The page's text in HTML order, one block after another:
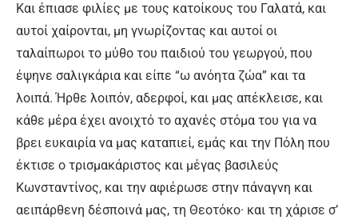
Και έπιασε φιλίες με τους κατοίκους του Γαλατά, και
αυτοί χαίρονται, μη γνωρίζοντας και αυτοί οι
ταλαίπωροι το μύθο του παιδιού του γεωργού, που
έψηνε σαλιγκάρια και είπε “ω ανόητα ζώα” και τα
λοιπά. Ήρθε λοιπόν, αδερφοί, και μας απέκλεισε, και
κάθε μέρα έχει ανοιχτό το αχανές στόμα του για να
βρει ευκαιρία να μας καταπιεί, εμάς και την Πόλη που
έκτισε ο τρισμακάριστος και μέγας βασιλεύς
Κωνσταντίνος, και την αφιέρωσε στην πάναγνη και
αειπάρθενη δέσποινά μας, τη Θεοτόκο· και τη χάρισε σ’